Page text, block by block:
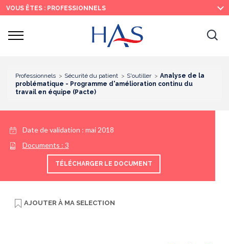
Recherche
Menu
principal
Contenu
principal
VOUS ÊTES : PROFESSIONNELS
Ouvrir
Professionnels Sécurité du patient S'outiller
Analyse de la
problématique - Programme d'amélioration continu du
travail en équipe (Pacte)
Date de validation : mai 2018
Documents : 3
TÉLÉCHARGER LE DOCUMENT
AJOUTER À MA SELECTION